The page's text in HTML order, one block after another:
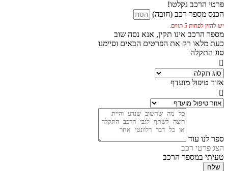
פרטי הרכב נקלטו!
הכנס מספר רכב (חובה)
יש להזין לפחות 5 תווים.
מספר הרכב אינו תקין, אנא נסה שוב
כעת מלאו רק את הפרטים הבאים וסיימנו
סוג התקלה
אזור טיפול מועדף
ספר לנו עוד
הצג פרטי רכב
טעיתי במספר הרכב
שלח